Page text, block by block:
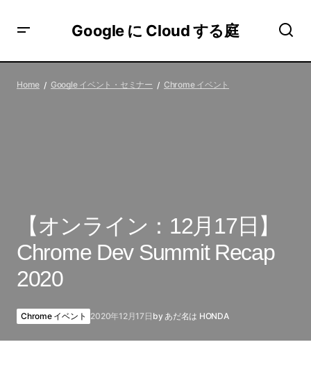
Google に Cloud する庭
2020
Home Google イベント・セミナー Chrome イベント
【オンライン：12月17日】
Chrome Dev Summit Recap
2020
Chrome イベント 2020年12月17日 by あだ名は HONDA